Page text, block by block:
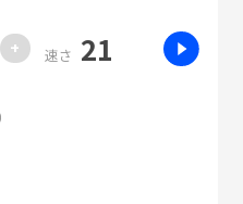
+ 速さ 21